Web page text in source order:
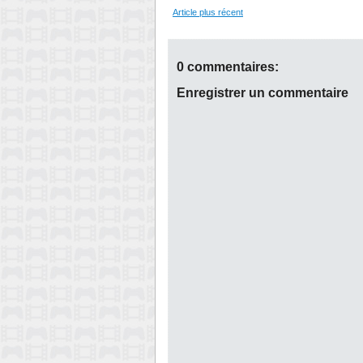
Article plus récent
0 commentaires:
Enregistrer un commentaire